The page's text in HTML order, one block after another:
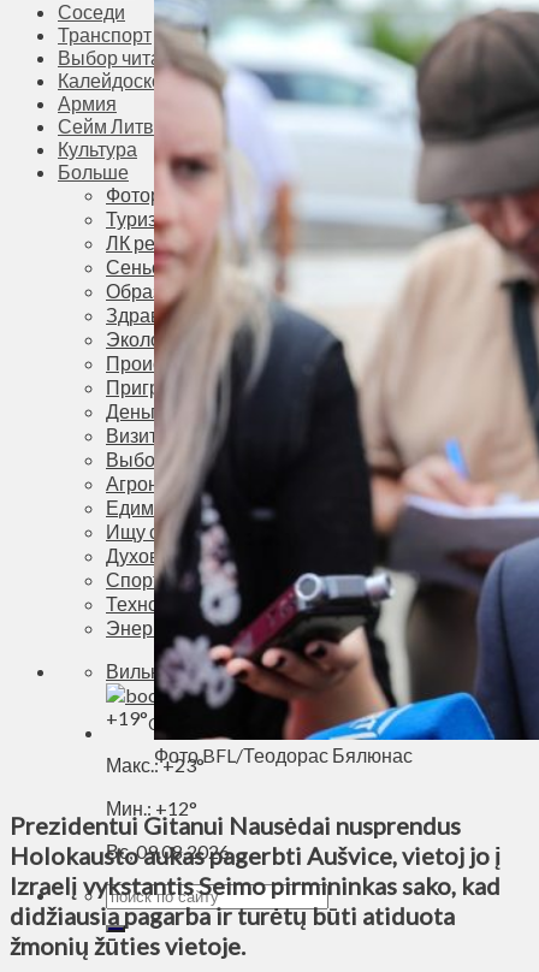
Соседи
Транспорт
Выбор читателей
Калейдоскоп
Армия
Сейм Литвы
Культура
Больше
Фоторепортаж
Туризм
ЛК рекомендует
Сеньорам
Образование
Здравоохранение
Экология
Происшествия
Приграничье
Деньги
Визиты
Выборы
Агроновости
Едим дома
Ищу семью
Духовное пространство
Спорт
Технологии
Энергетика
Вильнюс
+19°C
Макс.:+23°
Мин.: +12°
Вс, 09.08.2026
Фото BFL/Теодорас Бялюнас
Prezidentui Gitanui Nausėdai nusprendus
Holokausto aukas pagerbti Aušvice, vietoj jo į
Izraelį vykstantis Seimo pirmininkas sako, kad
didžiausia pagarba ir turėtų būti atiduota
žmonių žūties vietoje.